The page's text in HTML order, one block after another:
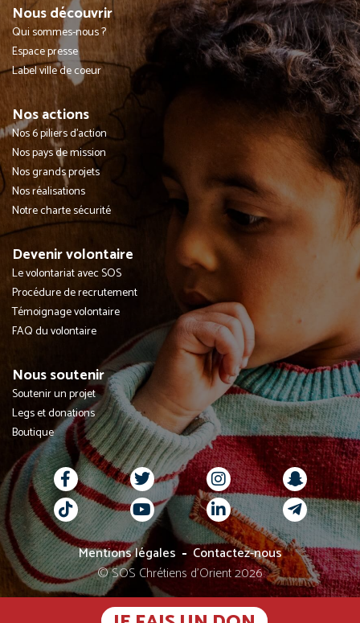
Nous découvrir
Qui sommes-nous ?
Espace presse
Label ville de coeur
Nos actions
Nos 6 piliers d'action
Nos pays de mission
Nos grands projets
Nos réalisations
Notre charte sécurité
Devenir volontaire
Le volontariat avec SOS
Procédure de recrutement
Témoignage volontaire
FAQ du volontaire
Nous soutenir
Soutenir un projet
Legs et donations
Boutique
Mentions légales
Contactez-nous
© SOS Chrétiens d’Orient 2026